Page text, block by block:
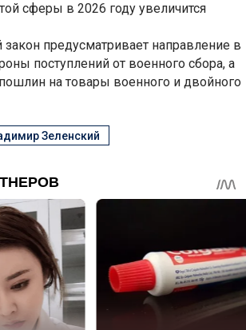
сферы в 2026 году увеличится
предусматривает направление в
поступлений от военного сбора, а
на товары военного и двойного
Зеленский